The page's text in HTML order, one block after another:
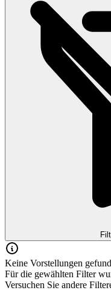
Keine Vorstellungen
Für die gewählten Filter
Versuchen Sie andere